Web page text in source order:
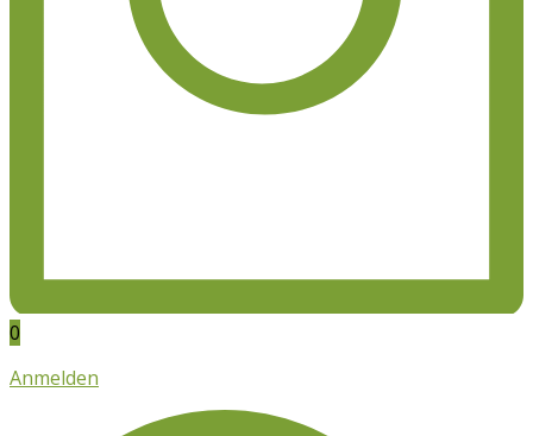
0
Anmelden